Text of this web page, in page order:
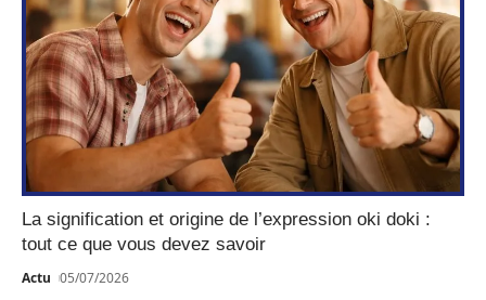
La signification et origine de l’expression oki doki :
tout ce que vous devez savoir
Actu 05/07/2026